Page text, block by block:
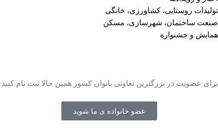
تولیدات روستایی، کشاورزی، خانگی
صنعت ساختمان، شهرسازی، مسکن
همایش و جشنواره
برای عضویت در بزرگترین تعاونی بانوان کشور همین حالا ثبت نام کنید
عضو خانواده ی ما شوید